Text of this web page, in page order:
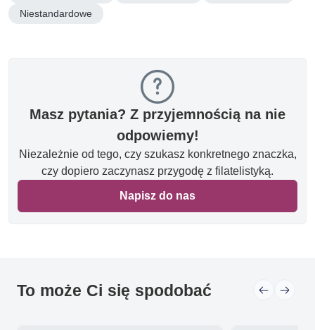
Niestandardowe
Masz pytania? Z przyjemnością na nie
odpowiemy!
Niezależnie od tego, czy szukasz konkretnego znaczka,
czy dopiero zaczynasz przygodę z filatelistyką.
Napisz do nas
To może Ci się spodobać